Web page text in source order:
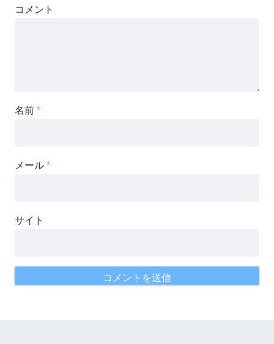
コメント
名前 *
メール *
サイト